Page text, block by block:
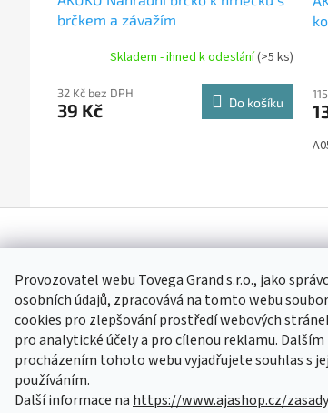
Provozovatel webu Tovega Grand s.r.o., jako
osobních údajů, zpracovává na tomto webu
cookies pro zlepšování prostředí webových
pro analytické účely a pro cílenou reklamu. Dalším
procházením tohoto webu vyjadřujete souhlas s
používáním.
Další informace na https://www.ajashop.cz/
brčkem a závažím
Skladem - ihned k odeslání(>5 ks)
32 Kč bez DPH
39 Kč Do košíku
Kontakt
obchod@ajashop.cz
603487406
Ájashop
Facebook